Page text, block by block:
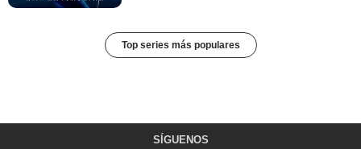
Top series más populares
SÍGUENOS